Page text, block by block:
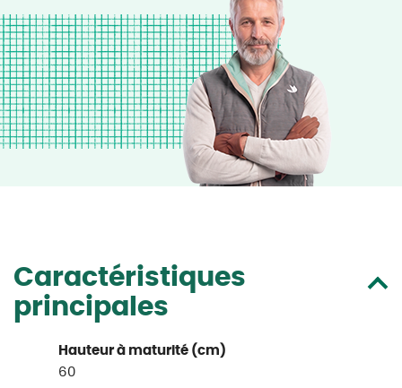
Caractéristiques
principales
Hauteur à maturité (cm)
60